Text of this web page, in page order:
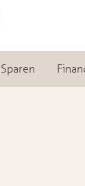
Sparen